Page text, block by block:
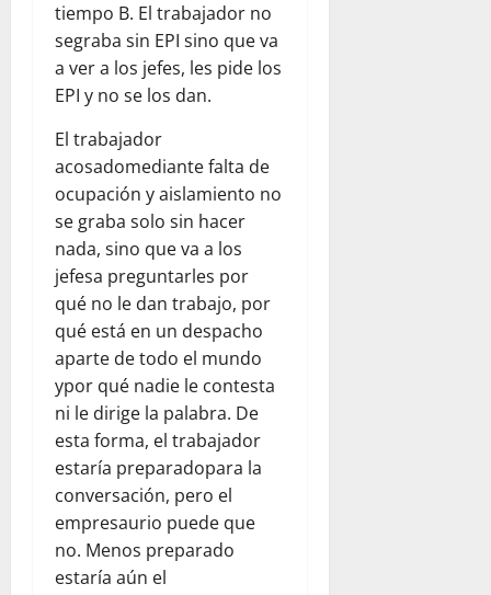
tiempo B. El trabajador no
segraba sin EPI sino que va
a ver a los jefes, les pide los
EPI y no se los dan.
El trabajador
acosadomediante falta de
ocupación y aislamiento no
se graba solo sin hacer
nada, sino que va a los
jefesa preguntarles por
qué no le dan trabajo, por
qué está en un despacho
aparte de todo el mundo
ypor qué nadie le contesta
ni le dirige la palabra. De
esta forma, el trabajador
estaría preparadopara la
conversación, pero el
empresaurio puede que
no. Menos preparado
estaría aún el